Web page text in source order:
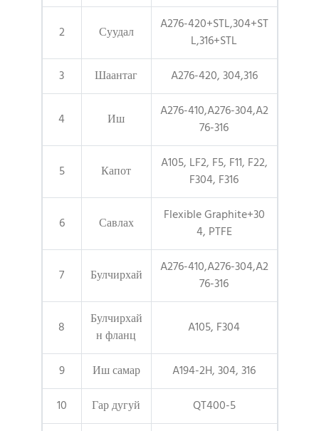
2 Суудал
A276-420+STL,304+ST
L,316+STL
3
Шаантаг A276-420, 304,316
4 Иш
A276-410,A276-304,A2
76-316
5 Капот
A105, LF2, F5, F11, F22,
F304, F316
6 Савлах
Flexible Graphite+30
4, PTFE
7 Булчирхай
A276-410,A276-304,A2
76-316
8
Булчирхай
н фланц
A105, F304
9 Иш самар
A194-2H, 304, 316
10
Гар дугуй QT400-5